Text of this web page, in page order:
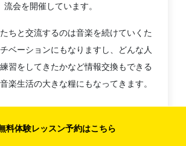
流会を開催しています。
ちと交流するのは音楽を続けていくた
ベーションにもなりますし、どんな人
習をしてきたかなど情報交換もできる
楽生活の大きな糧にもなってきます。
一人で加入される方が多いため「始め
で参加しても楽しめるイベント」を心
料体験レッスン予約はこちら